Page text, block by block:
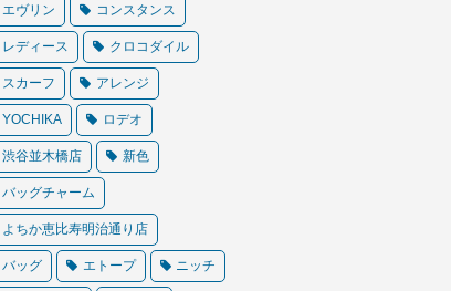
エヴリン コンスタンス
レディース クロコダイル
スカーフ アレンジ
YOCHIKA ロデオ
渋谷並木橋店 新色
バッグチャーム
よちか恵比寿明治通り店
バッグ エトープ ニッチ